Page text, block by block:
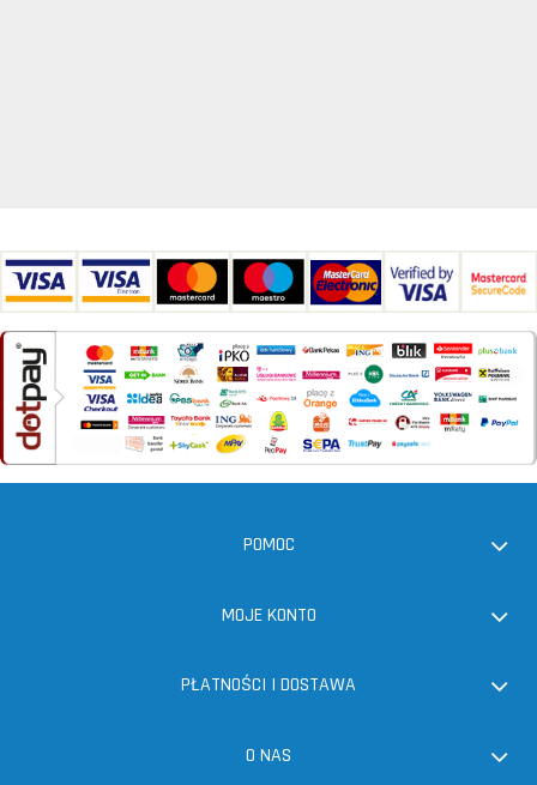
POMOC
MOJE KONTO
PŁATNOŚCI I DOSTAWA
O NAS